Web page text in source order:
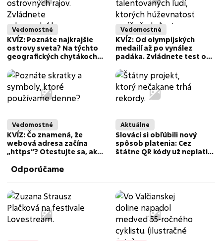
Vedomostné
KVÍZ: Poznáte najkrajšie
ostrovy sveta? Na týchto
geografických chytákoch
Vedomostné
KVÍZ: Od olympijských
medailí až po vynález
padáka. Zvládnete test o
počet bodov?
Vedomostné
KVÍZ: Čo znamená, že
webová adresa začína
„https“? Otestujte sa, ako
skratkách a pojmoch
Aktuálne
Slováci si obľúbili nový
spôsob platenia: Cez
štátne QR kódy už neplatia
Odporúčame